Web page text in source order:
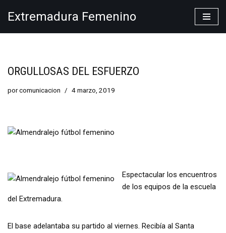
Extremadura Femenino
ORGULLOSAS DEL ESFUERZO
porcomunicacion 4 marzo, 2019
Espectacular los encuentros
de los equipos de la escuela
del Extremadura.
El base adelantaba su partido al viernes. Recibía al Santa